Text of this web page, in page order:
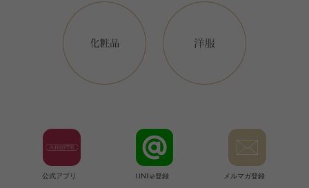
公式アプリ LINE@登録 メルマガ登録